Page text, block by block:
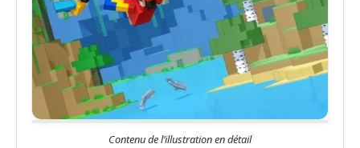
Contenu de l’illustration en détail